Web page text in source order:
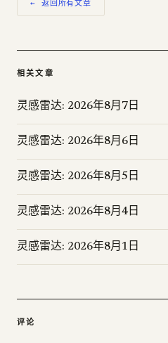
← 返回所有文章
相关文章
灵感雷达: 2026年8月7日
灵感雷达: 2026年8月6日
灵感雷达: 2026年8月5日
灵感雷达: 2026年8月4日
灵感雷达: 2026年8月1日
评论